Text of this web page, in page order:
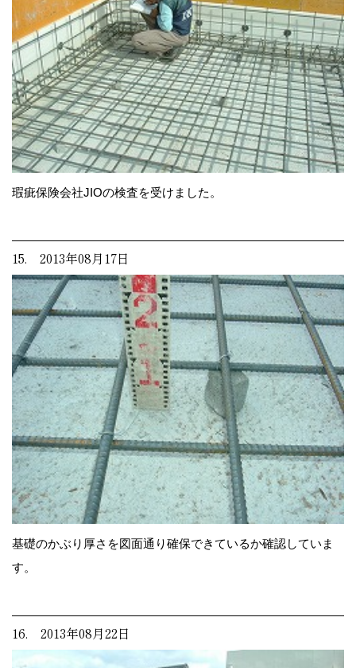
瑕疵保険会社JIOの検査を受けました。
15. 2013年08月17日
基礎のかぶり厚さを図面通り確保できているか確認していま
す。
16. 2013年08月22日